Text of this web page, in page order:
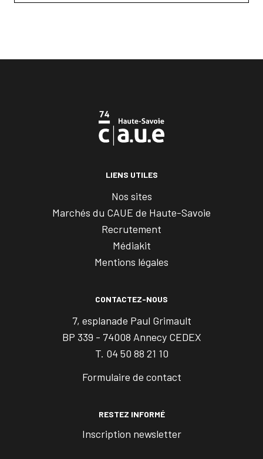
LIENS UTILES
Nos sites
Marchés du CAUE de Haute-Savoie
Recrutement
Médiakit
Mentions légales
CONTACTEZ-NOUS
7, esplanade Paul Grimault
BP 339 - 74008 Annecy CEDEX
T. 04 50 88 21 10
Formulaire de contact
RESTEZ INFORMÉ
Inscription newsletter